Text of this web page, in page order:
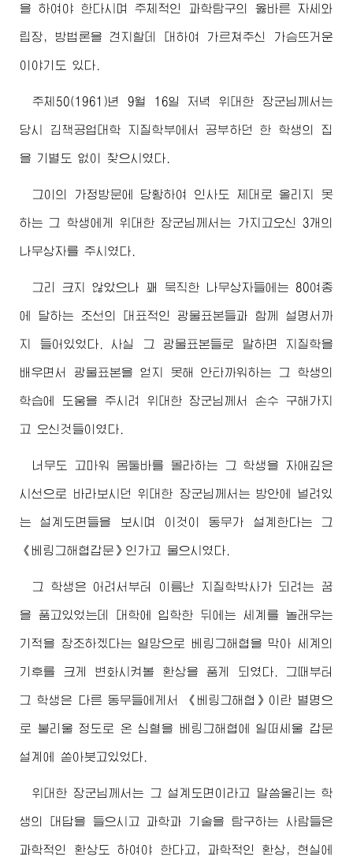
을 하여야 한다시며 주체적인 과학탐구의 옳바른 자세와
립장, 방법론을 견지할데 대하여 가르쳐주신 가슴뜨거운
이야기도 있다.
주체50(1961)년 9월 16일 저녁위대한 장군님께서는
당시 김책공업대학 지질학부에서 공부하던 한 학생의 집
을 기별도 없이 찾으시였다.
그이의 가정방문에 당황하여 인사도 제대로 올리지 못
하는 그 학생에게 위대한 장군님께서는 가지고오신 3개의
나무상자를 주시였다.
그리 크지 않았으나 꽤 묵직한 나무상자들에는 80여종
에 달하는 조선의 대표적인 광물표본들과 함께 설명서까
지 들어있었다. 사실 그 광물표본들로 말하면 지질학을
배우면서 광물표본을 얻지 못해 안타까워하는 그 학생의
학습에 도움을 주시려 위대한 장군님께서 손수 구해가지
고 오신것들이였다.
너무도 고마워 몸둘바를 몰라하는 그 학생을 자애깊은
시선으로 바라보시던위대한 장군님께서 는 방안에 널려있
는 설계도면들을 보시며 이것이 동무가 설계한다는 그
《베링그해협갑문》인가고 물으시였다.
그 학생은 어려서부터 이름난 지질학박사가 되려는 꿈
을 품고있었는데 대학에 입학한 뒤에는 세계를 놀래우는
기적을 창조하겠다는 열망으로 베링그해협을 막아 세계의
기후를 크게 변화시켜볼 환상을 품게 되였다. 그때부터
그 학생은 다른 동무들에게서 《베링그해협》이란 별명으
로 불리울 정도로 온 심혈을 베링그해협에 일떠세울 갑문
설계에 쏟아붓고있었다.
위대한 장군님께서는 그 설계도면이라고 말씀올리는 학
생의 대답을 들으시고 과학과 기술을 탐구하는 사람들은
과학적인 환상도 하여야 한다고, 과학적인 환상, 현실에